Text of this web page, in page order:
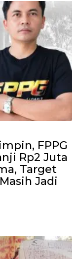
FPPG
Rp2 Juta
Target
Jadi